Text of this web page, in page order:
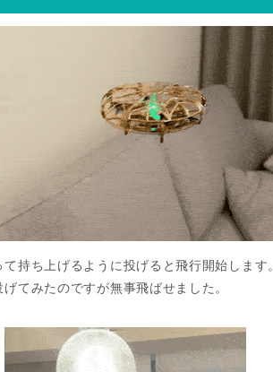
持ち上げるように投げると飛行開始します。
てみたのですが無事飛ばせました。